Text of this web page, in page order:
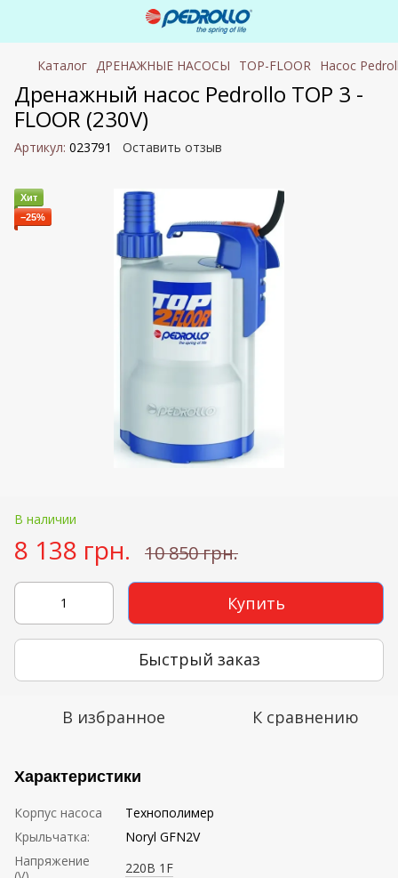
Каталог ДРЕНАЖНЫЕ НАСОСЫ TOP-FLOOR Насос
Дренажный насос Pedrollo TOP 3 -
FLOOR (230V)
Артикул: 023791 Оставить отзыв
Хит
−25%
В наличии
8 138 грн. 10 850 грн.
Купить
Быстрый заказ
В избранное К сравнению
Характеристики
Корпус насоса
Технополимер
Крыльчатка:
Noryl GFN2V
Напряжение
220В 1F